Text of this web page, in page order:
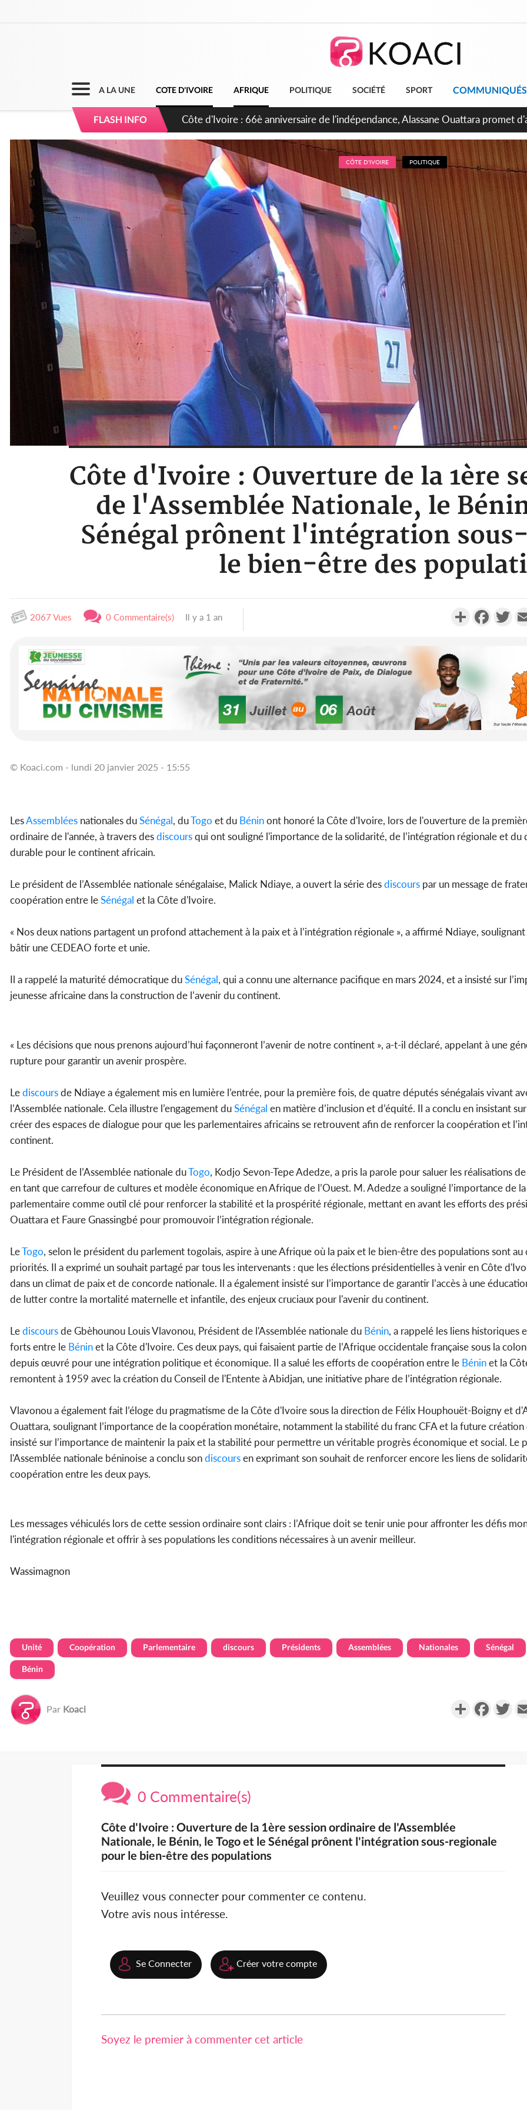
A LA UNE COTE D'IVOIRE AFRIQUE POLITIQUE SOCIÉTÉ SPORT COMMUNIQUÉS
FLASH INFO
Côte d'Ivoire : À Abidjan, Amadou Oury Bah admire le modèle ivoirien et veut
développement de la Guinée
CÔTE D'IVOIRE POLITIQUE
Côte d'Ivoire : Ouverture de la 1ère
de l'Assemblée Nationale, le
Sénégal prônent l'intégration
le bien-être des
2067 Vues 0 Commentaire(s) Il y a 1 an Partager
© Koaci.com - lundi 20 janvier 2025 - 15:55
LesAssemblées nationales duSénégal, duTogo et du Béninont honoré la Côte d'Ivoire, lors de l'ouverture de la
ordinaire de l'année, à travers desdiscoursqui ont souligné l'importance de la solidarité, de l’intégration régionale et
durable pour le continent africain.
Le président de l’Assemblée nationale sénégalaise, Malick Ndiaye, a ouvert la série desdiscours par un message de
coopération entre leSénégal et la Côte d'Ivoire.
« Nos deux nations partagent un profond attachement à la paix et à l’intégration régionale », a affirmé Ndiaye,
bâtir une CEDEAO forte et unie.
Il a rappelé la maturité démocratique duSénégal, qui a connu une alternance pacifique en mars 2024, et a insisté sur
jeunesse africaine dans la construction de l’avenir du continent.
« Les décisions que nous prenons aujourd’hui façonneront l’avenir de notre continent », a-t-il déclaré, appelant à une
rupture pour garantir un avenir prospère.
Lediscoursde Ndiaye a également mis en lumière l’entrée, pour la première fois, de quatre députés sénégalais vivant
l’Assemblée nationale. Cela illustre l’engagement duSénégal en matière d’inclusion et d’équité. Il a conclu en insistant
créer des espaces de dialogue pour que les parlementaires africains se retrouvent afin de renforcer la coopération et
continent.
Le Président de l’Assemblée nationale duTogo, Kodjo Sevon-Tepe Adedze, a pris la parole pour saluer les réalisations
en tant que carrefour de cultures et modèle économique en Afrique de l’Ouest. M. Adedze a souligné l’importance de
parlementaire comme outil clé pour renforcer la stabilité et la prospérité régionale, mettant en avant les efforts des
Ouattara et Faure Gnassingbé pour promouvoir l’intégration régionale.
LeTogo, selon le président du parlement togolais, aspire à une Afrique où la paix et le bien-être des populations sont au
priorités. Il a exprimé un souhait partagé par tous les intervenants : que les élections présidentielles à venir en Côte
dans un climat de paix et de concorde nationale. Il a également insisté sur l’importance de garantir l’accès à une
de lutter contre la mortalité maternelle et infantile, des enjeux cruciaux pour l'avenir du continent.
Lediscoursde Gbèhounou Louis Vlavonou, Président de l'Assemblée nationale du Bénin, a rappelé les liens historiques
forts entre le Béninet la Côte d'Ivoire. Ces deux pays, qui faisaient partie de l’Afrique occidentale française sous la
depuis œuvré pour une intégration politique et économique. Il a salué les efforts de coopération entre le Béninet la
remontent à 1959 avec la création du Conseil de l'Entente à Abidjan, une initiative phare de l’intégration régionale.
Vlavonou a également fait l’éloge du pragmatisme de la Côte d'Ivoire sous la direction de Félix Houphouët-Boigny et
Ouattara, soulignant l’importance de la coopération monétaire, notamment la stabilité du franc CFA et la future création
insisté sur l’importance de maintenir la paix et la stabilité pour permettre un véritable progrès économique et social. Le
l'Assemblée nationale béninoise a conclu sondiscoursen exprimant son souhait de renforcer encore les liens de
coopération entre les deux pays.
Les messages véhiculés lors de cette session ordinaire sont clairs : l’Afrique doit se tenir unie pour affronter les défis
l'intégration régionale et offrir à ses populations les conditions nécessaires à un avenir meilleur.
Wassimagnon
Unité Coopération Parlementaire discours Présidents Assemblées Nationales Sénégal
Bénin
Par Koaci Partager
Côte
la
0 Commentaire(s)
Côte d'Ivoire : Ouverture de la 1ère session ordinaire de l'Assemblée
Nationale, le Bénin, le Togo et le Sénégal prônent l'intégration sous-regionale
pour le bien-être des populations
Veuillez vous connecter pour commenter ce contenu.
Votre avis nous intéresse.
Se Connecter Créer votre compte
Soyez le premier à commenter cet article